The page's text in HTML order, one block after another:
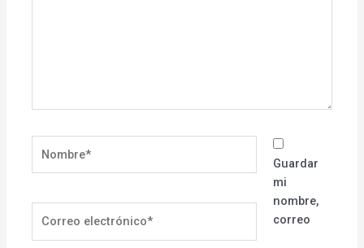
electrónico*
Guardar
mi
nombre,
correo